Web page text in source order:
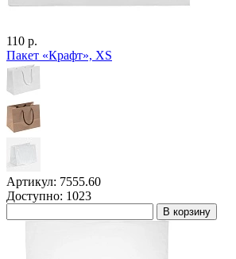
110 р.
Пакет «Крафт», XS
Артикул: 7555.60
Доступно: 1023
В корзину